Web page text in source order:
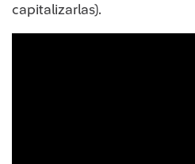
capitalizarlas).